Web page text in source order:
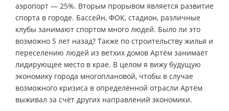
аэропорт — 25%. Вторым прорывом является развитие
спорта в городе. Бассейн, ФОК, стадион, различные
клубы занимают спортом много людей. Было ли это
возможно 5 лет назад? Также по строительству жилья и
переселению людей из ветхих домов Артём занимает
лидирующее место в крае. В целом я вижу будущую
экономику города многоплановой, чтобы в случае
возможного кризиса в определённой отрасли Артём
выживал за счёт других направлений экономики.